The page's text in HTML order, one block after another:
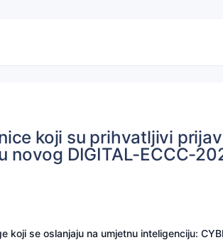
koji su prihvatljivi
novog DIGITAL-ECCC-
koji se oslanjaju na umjetnu inteligenciju: